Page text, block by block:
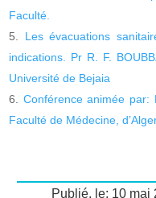
Faculté.
Les évacuations
indications. Pr R. F.
Université de Bejaia
Conférence animée par:
Faculté de Médecine,
Publié, le: 10 mai